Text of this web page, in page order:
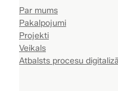
Par mums
Pakalpojumi
Projekti
Veikals
Atbalsts procesu